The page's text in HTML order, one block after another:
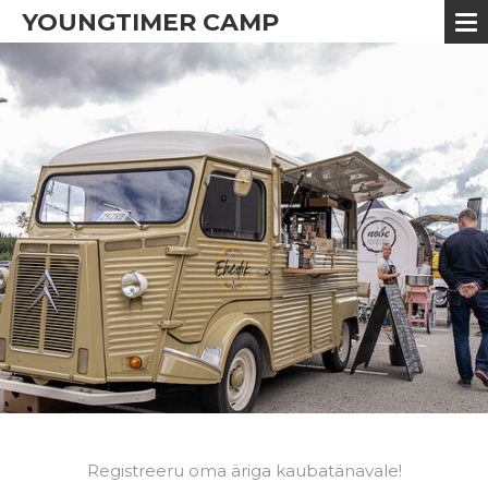
YOUNGTIMER CAMP
Registreeru oma äriga kaubatänavale!